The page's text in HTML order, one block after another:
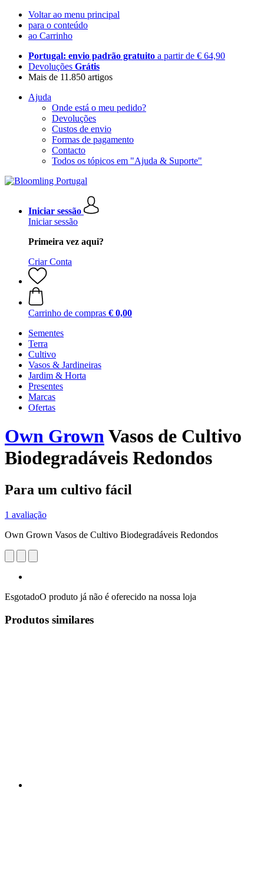
Voltar ao menu principal
para o conteúdo
ao Carrinho
Portugal: envio padrão gratuito a partir de € 64,90
Devoluções Grátis
Mais de 11.850 artigos
Ajuda
Onde está o meu pedido?
Devoluções
Custos de envio
Formas de pagamento
Contacto
Todos os tópicos em "Ajuda & Suporte"
Iniciar sessão
Iniciar sessão
Primeira vez aqui?
Criar Conta
Carrinho de compras € 0,00
Sementes
Terra
Cultivo
Vasos & Jardineiras
Jardim & Horta
Presentes
Marcas
Ofertas
Own GrownVasos de Cultivo
Biodegradáveis Redondos
Para um cultivo fácil
1 avaliação
Own Grown Vasos de Cultivo Biodegradáveis Redondos
EsgotadoO produto já não é oferecido na nossa loja
Produtos similares